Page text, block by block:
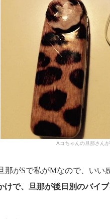
Aコちゃんの旦那さん
那がSで私がMなので、いい
けで、旦那が後日別のバイブ